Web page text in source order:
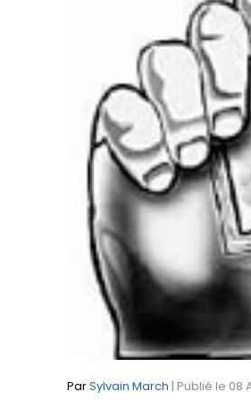
ParSylvain March | Publié le 08